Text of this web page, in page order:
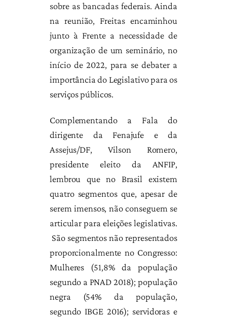
sobre as bancadas federais. Ainda
na reunião, Freitas encaminhou
junto à Frente a necessidade de
organização de um seminário, no
início de 2022, para se debater a
importância do Legislativo para os
serviços públicos.
Complementando a Fala do
dirigente da Fenajufe e da
Assejus/DF, Vilson Romero,
presidente eleito da ANFIP,
lembrou que no Brasil existem
quatro segmentos que, apesar de
serem imensos, não conseguem se
articular para eleições legislativas.
São segmentos não representados
proporcionalmente no Congresso:
Mulheres (51,8% da população
segundo a PNAD 2018); população
negra (54% da população,
segundo IBGE 2016); servidoras e